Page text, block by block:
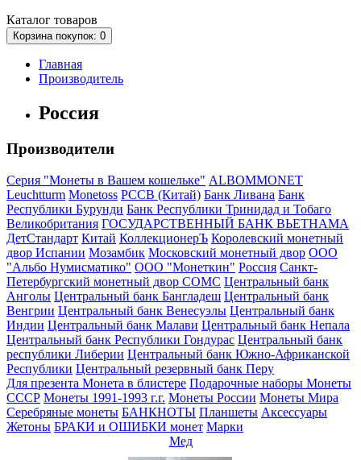
Каталог товаров
Корзинапокупок: 0
Главная
Производитель
Россия
Производители
Серия "Монеты в Вашем кошельке" ALBOMMONET
Leuchtturm Monetoss PCCB (Китай) Банк Ливана Банк
Республики Бурунди Банк Республики Тринидад и Тобаго
Великобритания ГОСУДАРСТВЕННЫЙ БАНК ВЬЕТНАМА
ДетСтандарт Китай КоллекционерЪ Королевский монетный
двор Испании Мозамбик Московский монетный двор ООО
"Альбо Нумисматико" ООО "Монеткин" Россия Санкт-
Петербургский монетный двор СОМС Центральный банк
Анголы Центральный банк Бангладеш Центральный банк
Венгрии Центральный банк Венесуэлы Центральный банк
Индии Центральный банк Малави Центральный банк Непала
Центральный банк Республики Гондурас Центральный банк
республики Либерии Центральный банк Южно-Африканской
Республики Центральный резервный банк Перу
Для презента Монета в блистере Подарочные наборы Монеты
СССР Монеты 1991-1993 г.г. Монеты России Монеты Мира
Серебряные монеты БАНКНОТЫ Планшеты Аксессуары
Жетоны БРАКИ и ОШИБКИ монет Марки
Мед